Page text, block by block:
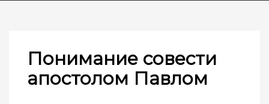
Понимание совести
апостолом Павлом